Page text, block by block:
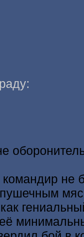
не
пушечным
её